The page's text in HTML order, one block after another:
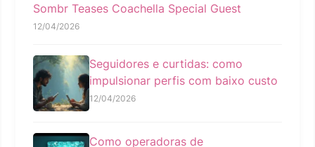
Sombr Teases Coachella Special Guest
12/04/2026
Seguidores e curtidas: como
impulsionar perfis com baixo custo
12/04/2026
Como operadoras de